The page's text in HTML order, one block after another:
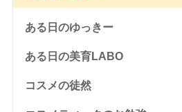
ある日のゆっきー
ある日の美育LABO
コスメの徒然